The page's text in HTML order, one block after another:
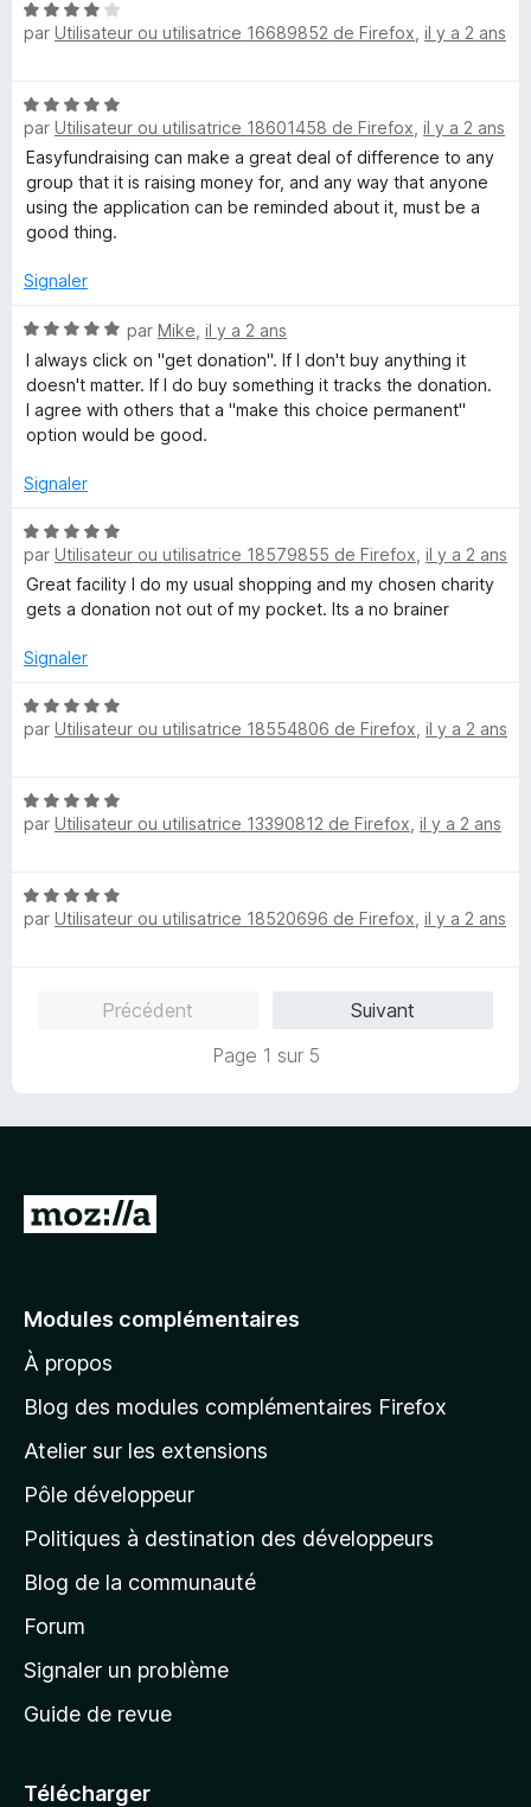
u
r
N
o
4
s
u
r
5
par Utilisateur ou utilisatrice 16689852 de Firefox il y a 2 ans
N
o
t
é
5
s
r
par Utilisateur ou utilisatrice 18601458 de Firefox il y a 2 ans
Easyfundraising can make a great deal of difference to any
group that it is raising money for, and any way that anyone
using the application can be reminded about it, must be a
good thing.
Signaler
N
o
t
é
5
u
5
par Mike il y a 2 ans
I always click on "get donation". If I don't buy anything it
doesn't matter. If I do buy something it tracks the donation.
I agree with others that a "make this choice permanent"
option would be good.
Signaler
N
o
t
é
s
r
5
par Utilisateur ou utilisatrice 18579855 de Firefox il y a 2 ans
Great facility I do my usual shopping and my chosen charity
gets a donation not out of my pocket. Its a no brainer
Signaler
N
o
5
s
5
par Utilisateur ou utilisatrice 18554806 de Firefox il y a 2 ans
N
o
5
s
par Utilisateur ou utilisatrice 13390812 de Firefox il y a 2 ans
N
o
par Utilisateur ou utilisatrice 18520696 de Firefox il y a 2 ans
Précédent
Suivant
Page 1 sur 5
A
e
à
l
p
a
g
d
a
c
e
Modules complémentaires
À propos
Blog des modules complémentaires Firefox
Atelier sur les extensions
Pôle développeur
Politiques à destination des développeurs
Blog de la communauté
Forum
Signaler un problème
Guide de revue
Télécharger